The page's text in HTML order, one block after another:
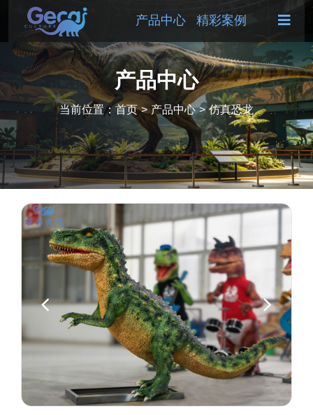
产品中心 精彩案例
产品中心
当前位置：首页 > 产品中心 > 仿真恐龙